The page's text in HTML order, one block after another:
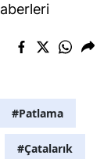
#Patlama
#Çatalarık